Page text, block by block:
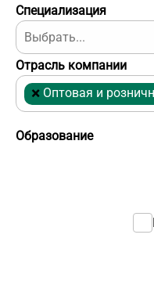
Отрасль компании
× Оптовая и
Образование
Специализация